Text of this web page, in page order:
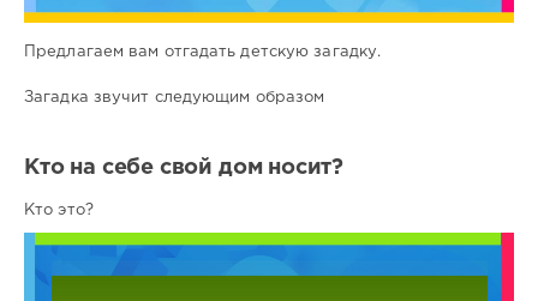
Предлагаем вам отгадать детскую загадку.
Загадка звучит следующим образом
Кто на себе свой дом носит?
Кто это?